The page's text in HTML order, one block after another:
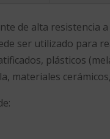
de alta resistencia
ser utilizado para
plásticos
materiales